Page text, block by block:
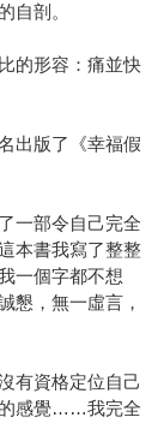
自剖。
的形容：痛並快
出版了《幸福假
一部令自己完全
本書我寫了整整
個字都不想
懇，無一虛言，
有資格定位自己
的感覺……我完全